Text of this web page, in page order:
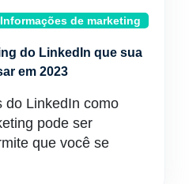
Informações de marketing
do LinkedIn que sua
em 2023
do LinkedIn como
pode ser
que você se